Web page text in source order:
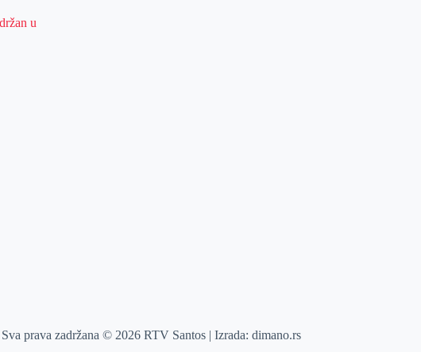
u
Sva prava zadržana © 2026 RTV Santos | Izrada:dimano.rs